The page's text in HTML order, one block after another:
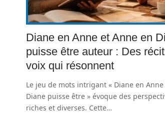
Diane en Anne et Anne en
puisse être auteur : Des
voix qui résonnent
Le jeu de mots intrigant « Diane en
Diane puisse être » évoque des
riches et diverses. Cette…